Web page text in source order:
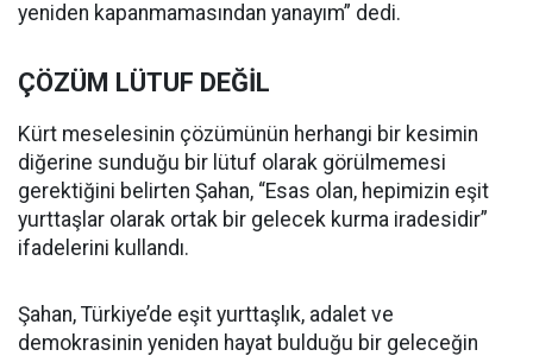
yeniden kapanmamasından yanayım” dedi.
ÇÖZÜM LÜTUF DEĞİL
Kürt meselesinin çözümünün herhangi bir kesimin
diğerine sunduğu bir lütuf olarak görülmemesi
gerektiğini belirten Şahan, “Esas olan, hepimizin eşit
yurttaşlar olarak ortak bir gelecek kurma iradesidir”
ifadelerini kullandı.
Şahan, Türkiye’de eşit yurttaşlık, adalet ve
demokrasinin yeniden hayat bulduğu bir geleceğin